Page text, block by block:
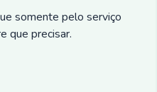
somente pelo serviço
que precisar.